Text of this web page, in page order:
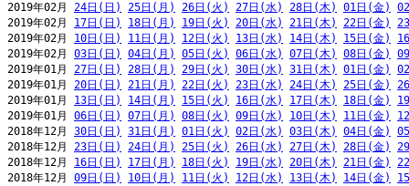
2019年02月 24日(日) 25日(月) 26日(火) 27日(水) 28日(木) 01日(金)
2019年02月 17日(日) 18日(月) 19日(火) 20日(水) 21日(木) 22日(金)
2019年02月 10日(日) 11日(月) 12日(火) 13日(水) 14日(木) 15日(金)
2019年02月 03日(日) 04日(月) 05日(火) 06日(水) 07日(木) 08日(金)
2019年01月 27日(日) 28日(月) 29日(火) 30日(水) 31日(木) 01日(金)
2019年01月 20日(日) 21日(月) 22日(火) 23日(水) 24日(木) 25日(金)
2019年01月 13日(日) 14日(月) 15日(火) 16日(水) 17日(木) 18日(金)
2019年01月 06日(日) 07日(月) 08日(火) 09日(水) 10日(木) 11日(金)
2018年12月 30日(日) 31日(月) 01日(火) 02日(水) 03日(木) 04日(金)
2018年12月 23日(日) 24日(月) 25日(火) 26日(水) 27日(木) 28日(金)
2018年12月 16日(日) 17日(月) 18日(火) 19日(水) 20日(木) 21日(金)
2018年12月 09日(日) 10日(月) 11日(火) 12日(水) 13日(木) 14日(金)